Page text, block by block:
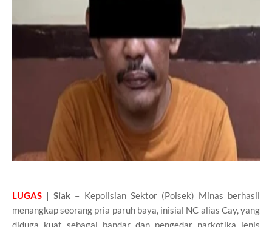
LUGAS | Siak – Kepolisian Sektor (Polsek) Minas berhasil
menangkap seorang pria paruh baya, inisial NC alias Cay, yang
diduga kuat sebagai bandar dan pengedar narkotika jenis